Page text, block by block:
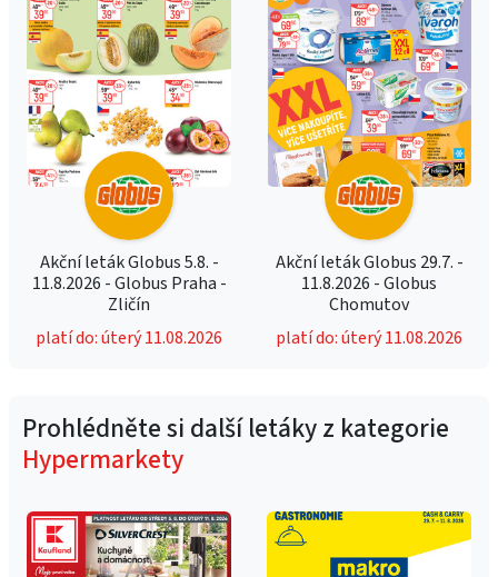
Akční leták Globus 5.8. -
11.8.2026 - Globus Praha -
Zličín
platí do: úterý 11.08.2026
Akční leták Globus 29.7. -
11.8.2026 - Globus
Chomutov
platí do: úterý 11.08.2026
Prohlédněte si další letáky z kategorie
Hypermarkety